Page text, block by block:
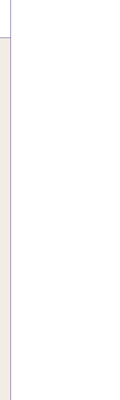
وإرضاء العميل
التوصيل. بصراحه